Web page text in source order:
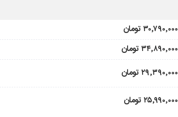
۳۰٬۷۹۰٬۰۰۰ تومان
۳۴٬۸۹۰٬۰۰۰ تومان
۲۹٬۳۹۰٬۰۰۰ تومان
۲۵٬۹۹۰٬۰۰۰ تومان